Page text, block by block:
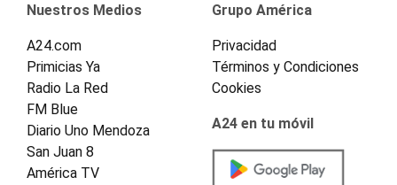
Nuestros Medios
A24.com
Primicias Ya
Radio La Red
FM Blue
Diario Uno Mendoza
San Juan 8
América TV
Grupo América
Privacidad
Términos y Condiciones
Cookies
A24 en tu móvil